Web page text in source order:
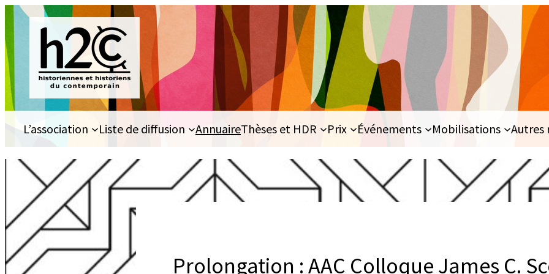
Aller
au
contenu
L’association Liste de diffusion AnnuaireThèses et HDR Prix Événements Mobilisations Autres
Prolongation : AAC Colloque James C.